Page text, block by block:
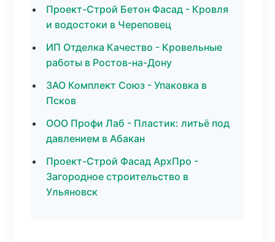
Проект-Строй Бетон Фасад - Кровля
и водостоки в Череповец
ИП Отделка Качество - Кровельные
работы в Ростов-на-Дону
ЗАО Комплект Союз - Упаковка в
Псков
ООО Профи Лаб - Пластик: литьё под
давлением в Абакан
Проект-Строй Фасад АрхПро -
Загородное строительство в
Ульяновск